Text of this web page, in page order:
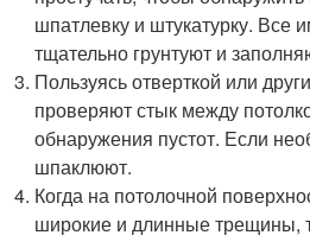
шпатлевку и штукатурку. Все
тщательно грунтуют и
Пользуясь отверткой или
проверяют стык между
обнаружения пустот. Если
шпаклюют.
Когда на потолочной
широкие и длинные трещины,